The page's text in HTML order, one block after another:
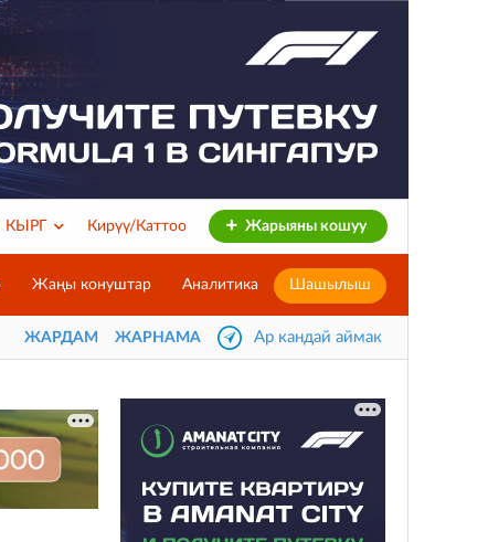
КЫРГ Кирүү/Каттоо Жарыяны кошуу
Жаңы конуштар Аналитика Шашылыш
ЖАРДАМ ЖАРНАМА Ар кандай аймак